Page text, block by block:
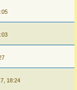
18:24